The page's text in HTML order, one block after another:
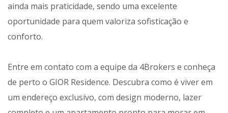
ainda mais praticidade, sendo uma excelente
oportunidade para quem valoriza sofisticação e
conforto.
Entre em contato com a equipe da 4Brokers e conheça
de perto o GIOR Residence. Descubra como é viver em
um endereço exclusivo, com design moderno, lazer